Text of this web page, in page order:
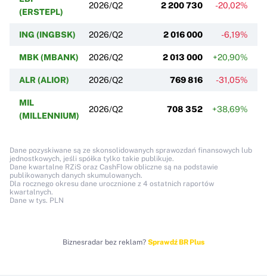
(ERSTEPL)
2026/Q2 2 200 730 -20,02%
ING (INGBSK) 2026/Q2 2 016 000 -6,19%
MBK (MBANK) 2026/Q2 2 013 000 +20,90%
ALR (ALIOR) 2026/Q2 769 816 -31,05%
MIL
(MILLENNIUM)
2026/Q2 708 352 +38,69%
Dane pozyskiwane są ze skonsolidowanych sprawozdań finansowych lub
jednostkowych, jeśli spółka tylko takie publikuje.
Dane kwartalne RZiS oraz CashFlow obliczne są na podstawie
publikowanych danych skumulowanych.
Dla rocznego okresu dane urocznione z 4 ostatnich raportów
kwartalnych.
Dane w tys. PLN
Biznesradar bez reklam? Sprawdź BR Plus